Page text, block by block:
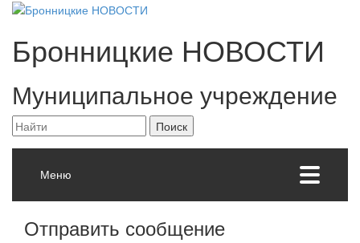
Бронницкие НОВОСТИ
Муниципальное учреждение
Меню
Отправить сообщение